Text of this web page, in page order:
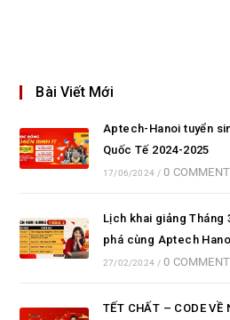
Bài Viết Mới
Aptech-Hanoi tuyển
Quốc Tế 2024-2025
17/06/2024 / 0
Lịch khai giảng Tháng
phá cùng Aptech
27/02/2024 / 0
TẾT CHẤT – CODE